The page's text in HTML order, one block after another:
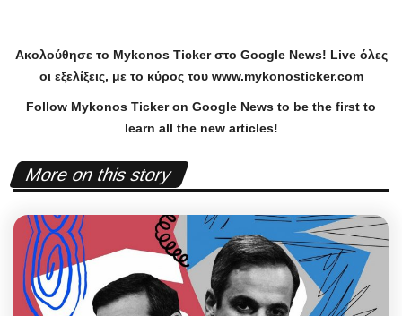
Ακολούθησε το Mykonos Tickerστο Google News! Liveόλες
οι εξελίξεις, με το κύρος του www.mykonosticker.com
Follow Mykonos Ticker on Google News to be the first to
learn all the new articles!
More on this story